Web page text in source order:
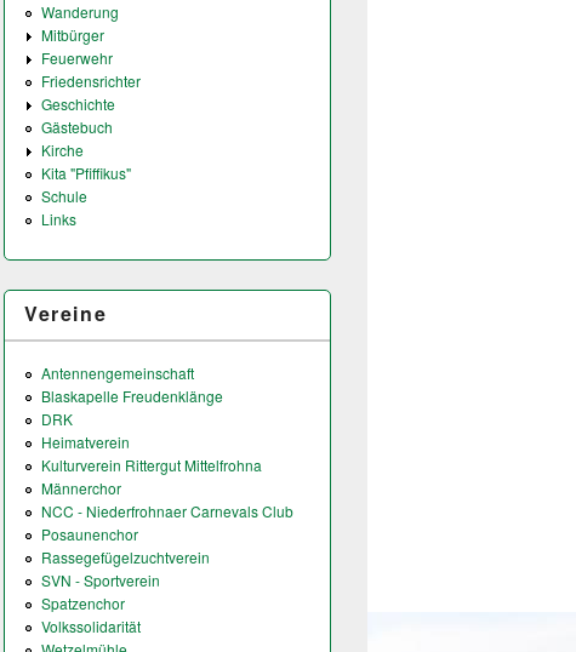
Wanderung
Mitbürger
Feuerwehr
Friedensrichter
Geschichte
Gästebuch
Kirche
Kita "Pfiffikus"
Schule
Links
Vereine
Antennengemeinschaft
Blaskapelle Freudenklänge
DRK
Heimatverein
Kulturverein Rittergut Mittelfrohna
Männerchor
NCC - Niederfrohnaer Carnevals Club
Posaunenchor
Rassegefügelzuchtverein
SVN - Sportverein
Spatzenchor
Volkssolidarität